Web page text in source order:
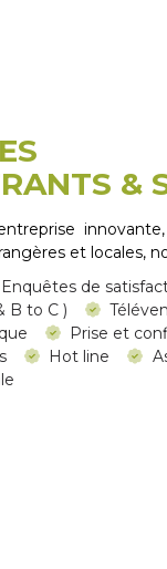
&
et locales,
Enquêtes de
B to C )
Prise et
Hot line